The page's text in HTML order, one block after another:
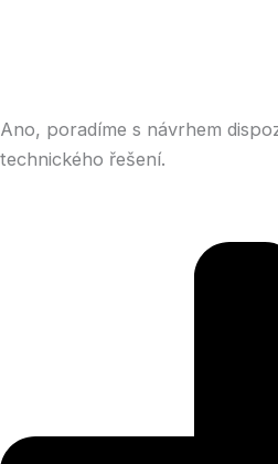
Ano, poradíme s návrhem
technického řešení.